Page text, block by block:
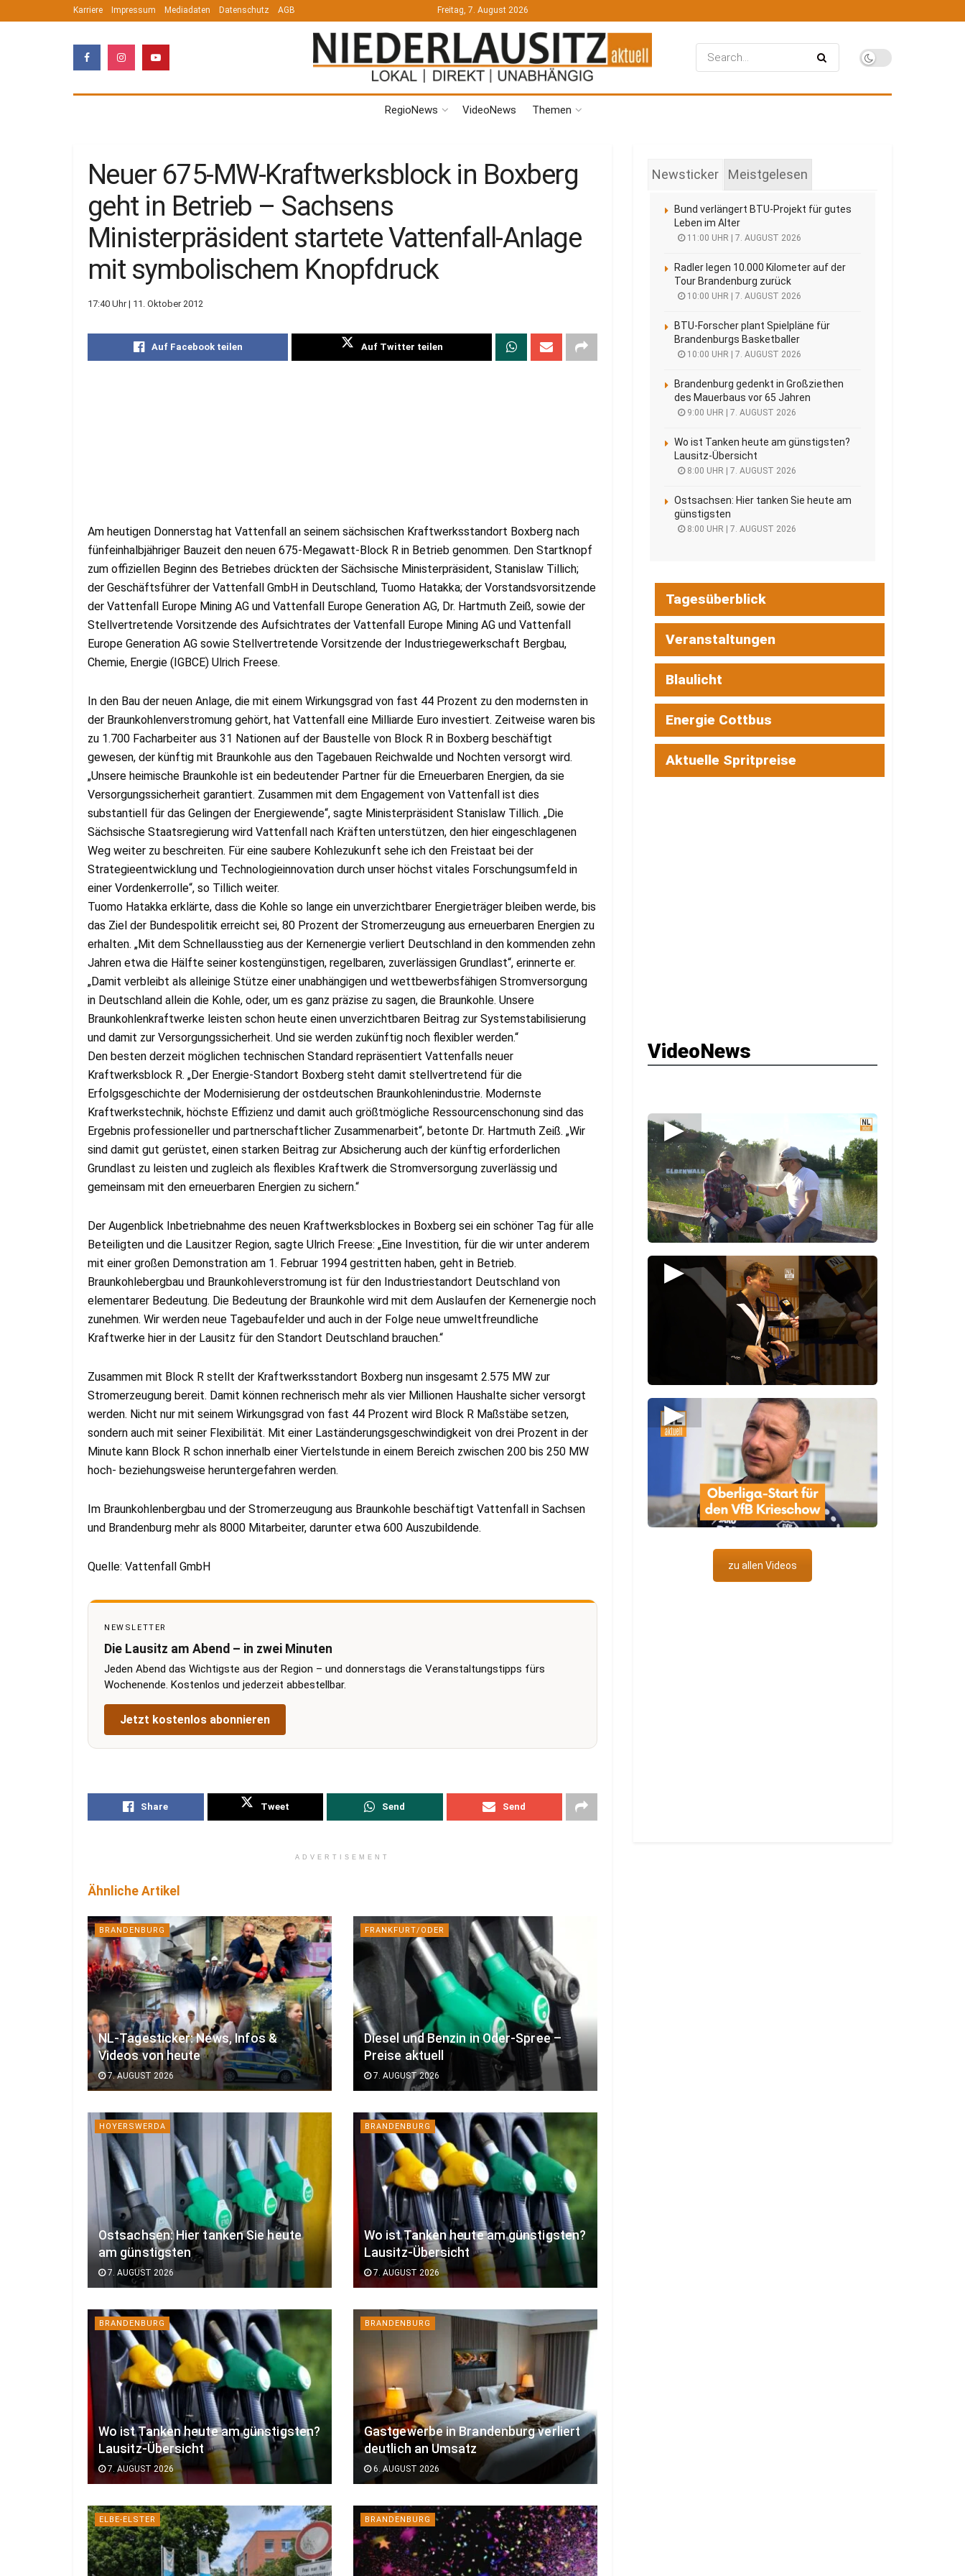
Karriere Impressum Mediadaten Datenschutz AGB Freitag, 7. August 2026
RegioNews VideoNews Themen
Neuer 675-MW-Kraftwerksblock in Boxberg
geht in Betrieb – Sachsens
Ministerpräsident startete Vattenfall-Anlage
mit symbolischem Knopfdruck
17:40 Uhr | 11. Oktober 2012
Auf Facebook teilen Auf Twitter teilen
Am heutigen Donnerstag hat Vattenfall an seinem sächsischen Kraftwerksstandort Boxberg nach
fünfeinhalbjähriger Bauzeit den neuen 675-Megawatt-Block R in Betrieb genommen. Den Startknopf
zum offiziellen Beginn des Betriebes drückten der Sächsische Ministerpräsident, Stanislaw Tillich;
der Geschäftsführer der Vattenfall GmbH in Deutschland, Tuomo Hatakka; der Vorstandsvorsitzende
der Vattenfall Europe Mining AG und Vattenfall Europe Generation AG, Dr. Hartmuth Zeiß, sowie der
Stellvertretende Vorsitzende des Aufsichtrates der Vattenfall Europe Mining AG und Vattenfall
Europe Generation AG sowie Stellvertretende Vorsitzende der Industriegewerkschaft Bergbau,
Chemie, Energie (IGBCE) Ulrich Freese.
In den Bau der neuen Anlage, die mit einem Wirkungsgrad von fast 44 Prozent zu den modernsten in
der Braunkohlenverstromung gehört, hat Vattenfall eine Milliarde Euro investiert. Zeitweise waren bis
zu 1.700 Facharbeiter aus 31 Nationen auf der Baustelle von Block R in Boxberg beschäftigt
gewesen, der künftig mit Braunkohle aus den Tagebauen Reichwalde und Nochten versorgt wird.
„Unsere heimische Braunkohle ist ein bedeutender Partner für die Erneuerbaren Energien, da sie
Versorgungssicherheit garantiert. Zusammen mit dem Engagement von Vattenfall ist dies
substantiell für das Gelingen der Energiewende“, sagte Ministerpräsident Stanislaw Tillich. „Die
Sächsische Staatsregierung wird Vattenfall nach Kräften unterstützen, den hier eingeschlagenen
Weg weiter zu beschreiten. Für eine saubere Kohlezukunft sehe ich den Freistaat bei der
Strategieentwicklung und Technologieinnovation durch unser höchst vitales Forschungsumfeld in
einer Vordenkerrolle“, so Tillich weiter.
Tuomo Hatakka erklärte, dass die Kohle so lange ein unverzichtbarer Energieträger bleiben werde, bis
das Ziel der Bundespolitik erreicht sei, 80 Prozent der Stromerzeugung aus erneuerbaren Energien zu
erhalten. „Mit dem Schnellausstieg aus der Kernenergie verliert Deutschland in den kommenden zehn
Jahren etwa die Hälfte seiner kostengünstigen, regelbaren, zuverlässigen Grundlast“, erinnerte er.
„Damit verbleibt als alleinige Stütze einer unabhängigen und wettbewerbsfähigen Stromversorgung
in Deutschland allein die Kohle, oder, um es ganz präzise zu sagen, die Braunkohle. Unsere
Braunkohlenkraftwerke leisten schon heute einen unverzichtbaren Beitrag zur Systemstabilisierung
und damit zur Versorgungssicherheit. Und sie werden zukünftig noch flexibler werden.“
Den besten derzeit möglichen technischen Standard repräsentiert Vattenfalls neuer
Kraftwerksblock R. „Der Energie-Standort Boxberg steht damit stellvertretend für die
Erfolgsgeschichte der Modernisierung der ostdeutschen Braunkohlenindustrie. Modernste
Kraftwerkstechnik, höchste Effizienz und damit auch größtmögliche Ressourcenschonung sind das
Ergebnis professioneller und partnerschaftlicher Zusammenarbeit“, betonte Dr. Hartmuth Zeiß. „Wir
sind damit gut gerüstet, einen starken Beitrag zur Absicherung auch der künftig erforderlichen
Grundlast zu leisten und zugleich als flexibles Kraftwerk die Stromversorgung zuverlässig und
gemeinsam mit den erneuerbaren Energien zu sichern.“
Der Augenblick Inbetriebnahme des neuen Kraftwerksblockes in Boxberg sei ein schöner Tag für alle
Beteiligten und die Lausitzer Region, sagte Ulrich Freese: „Eine Investition, für die wir unter anderem
mit einer großen Demonstration am 1. Februar 1994 gestritten haben, geht in Betrieb.
Braunkohlebergbau und Braunkohleverstromung ist für den Industriestandort Deutschland von
elementarer Bedeutung. Die Bedeutung der Braunkohle wird mit dem Auslaufen der Kernenergie noch
zunehmen. Wir werden neue Tagebaufelder und auch in der Folge neue umweltfreundliche
Kraftwerke hier in der Lausitz für den Standort Deutschland brauchen.“
Zusammen mit Block R stellt der Kraftwerksstandort Boxberg nun insgesamt 2.575 MW zur
Stromerzeugung bereit. Damit können rechnerisch mehr als vier Millionen Haushalte sicher versorgt
werden. Nicht nur mit seinem Wirkungsgrad von fast 44 Prozent wird Block R Maßstäbe setzen,
sondern auch mit seiner Flexibilität. Mit einer Laständerungsgeschwindigkeit von drei Prozent in der
Minute kann Block R schon innerhalb einer Viertelstunde in einem Bereich zwischen 200 bis 250 MW
hoch- beziehungsweise heruntergefahren werden.
Im Braunkohlenbergbau und der Stromerzeugung aus Braunkohle beschäftigt Vattenfall in Sachsen
und Brandenburg mehr als 8000 Mitarbeiter, darunter etwa 600 Auszubildende.
Quelle: Vattenfall GmbH
NEWSLETTER
Die Lausitz am Abend – in zwei Minuten
Jeden Abend das Wichtigste aus der Region – und donnerstags die Veranstaltungstipps fürs
Wochenende. Kostenlos und jederzeit abbestellbar.
Jetzt kostenlos abonnieren
Share Tweet Send Send
ADVERTISEMENT
Ähnliche Artikel
BRANDENBURG
NL-Tagesticker: News, Infos &
Videos von heute
7. AUGUST 2026
FRANKFURT/ODER
Diesel und Benzin in Oder-Spree –
Preise aktuell
7. AUGUST 2026
HOYERSWERDA
Ostsachsen: Hier tanken Sie heute
am günstigsten
7. AUGUST 2026
BRANDENBURG
Wo ist Tanken heute am günstigsten?
Lausitz-Übersicht
7. AUGUST 2026
BRANDENBURG
Wo ist Tanken heute am günstigsten?
Lausitz-Übersicht
7. AUGUST 2026
BRANDENBURG
Gastgewerbe in Brandenburg verliert
deutlich an Umsatz
6. AUGUST 2026
ELBE-ELSTER BRANDENBURG
Newsticker Meistgelesen
Bund verlängert BTU-Projekt für gutes
Leben im Alter
11:00 UHR | 7. AUGUST 2026
Radler legen 10.000 Kilometer auf der
Tour Brandenburg zurück
10:00 UHR | 7. AUGUST 2026
BTU-Forscher plant Spielpläne für
Brandenburgs Basketballer
10:00 UHR | 7. AUGUST 2026
Brandenburg gedenkt in Großziethen
des Mauerbaus vor 65 Jahren
9:00 UHR | 7. AUGUST 2026
Wo ist Tanken heute am günstigsten?
Lausitz-Übersicht
8:00 UHR | 7. AUGUST 2026
Ostsachsen: Hier tanken Sie heute am
günstigsten
8:00 UHR | 7. AUGUST 2026
Tagesüberblick
Veranstaltungen
Blaulicht
Energie Cottbus
Aktuelle Spritpreise
VideoNews
▶
▶
▶
zu allen Videos